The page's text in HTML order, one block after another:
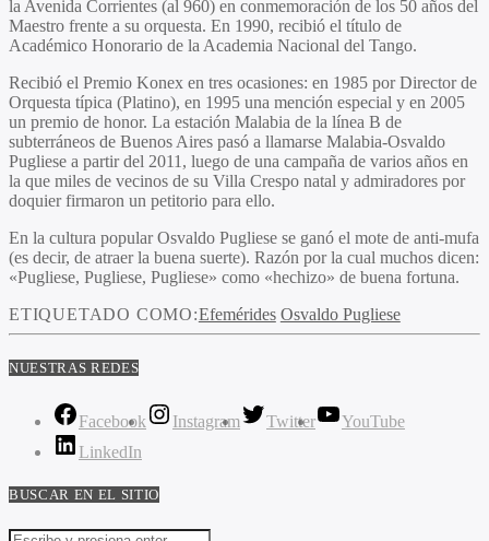
la Avenida Corrientes (al 960) en conmemoración de los 50 años del
Maestro frente a su orquesta. En 1990, recibió el título de
Académico Honorario de la Academia Nacional del Tango.
Recibió el Premio Konex en tres ocasiones: en 1985 por Director de
Orquesta típica (Platino), en 1995 una mención especial y en 2005
un premio de honor. La estación Malabia de la línea B de
subterráneos de Buenos Aires pasó a llamarse Malabia-Osvaldo
Pugliese a partir del 2011, luego de una campaña de varios años en
la que miles de vecinos de su Villa Crespo natal y admiradores por
doquier firmaron un petitorio para ello.
En la cultura popular Osvaldo Pugliese se ganó el mote de anti-mufa
(es decir, de atraer la buena suerte). Razón por la cual muchos dicen:
«Pugliese, Pugliese, Pugliese» como «hechizo» de buena fortuna.
ETIQUETADO COMO:Efemérides Osvaldo Pugliese
NUESTRAS REDES
Facebook Instagram Twitter
YouTube
LinkedIn
BUSCAR EN EL SITIO